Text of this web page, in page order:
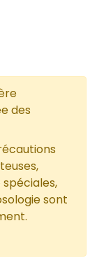
des
sont